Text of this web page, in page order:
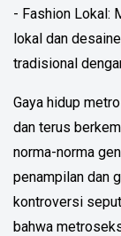
- Fashion Lokal:
lokal dan
tradisional
Gaya hidup
dan terus
norma-norma
penampilan dan
kontroversi
bahwa